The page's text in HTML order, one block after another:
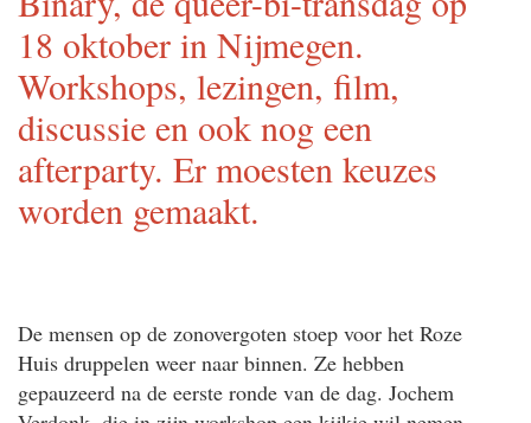
18 oktober in Nijmegen.
Workshops, lezingen, film,
discussie en ook nog een
afterparty. Er moesten keuzes
worden gemaakt.
De mensen op de zonovergoten stoep voor het Roze
Huis druppelen weer naar binnen. Ze hebben
gepauzeerd na de eerste ronde van de dag. Jochem